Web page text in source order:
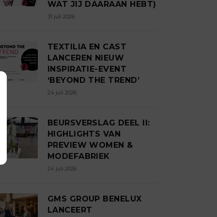
WAT JIJ DAARAAN HEBT)
31 juli 2026
TEXTILIA EN CAST
LANCEREN NIEUW
INSPIRATIE-EVENT
‘BEYOND THE TREND’
24 juli 2026
BEURSVERSLAG DEEL II:
HIGHLIGHTS VAN
PREVIEW WOMEN &
MODEFABRIEK
24 juli 2026
GMS GROUP BENELUX
LANCEERT